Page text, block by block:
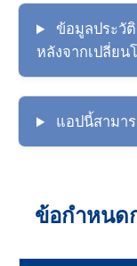
ข้อมูลประวั
หลังจากเปลี่ยน
แอปนี้สามา
ข้อกำหนด